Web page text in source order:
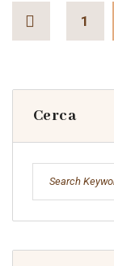
1
Cerca